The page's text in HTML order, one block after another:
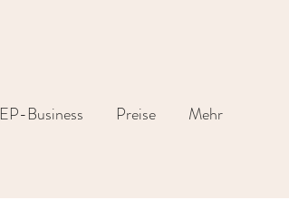
EP-Business Preise Mehr